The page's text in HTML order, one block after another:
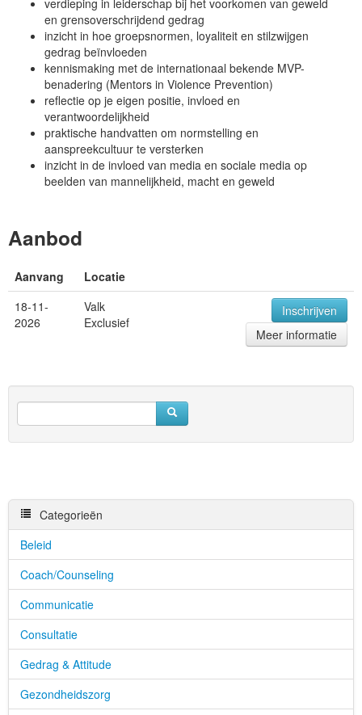
verdieping in leiderschap bij het voorkomen van geweld
en grensoverschrijdend gedrag
inzicht in hoe groepsnormen, loyaliteit en stilzwijgen
gedrag beïnvloeden
kennismaking met de internationaal bekende MVP-
benadering (Mentors in Violence Prevention)
reflectie op je eigen positie, invloed en
verantwoordelijkheid
praktische handvatten om normstelling en
aanspreekcultuur te versterken
inzicht in de invloed van media en sociale media op
beelden van mannelijkheid, macht en geweld
Aanbod
Aanvang
Locatie
18-11-
2026
Valk
Exclusief
Inschrijven
Meer informatie
Categorieën
Beleid
Coach/Counseling
Communicatie
Consultatie
Gedrag & Attitude
Gezondheidszorg